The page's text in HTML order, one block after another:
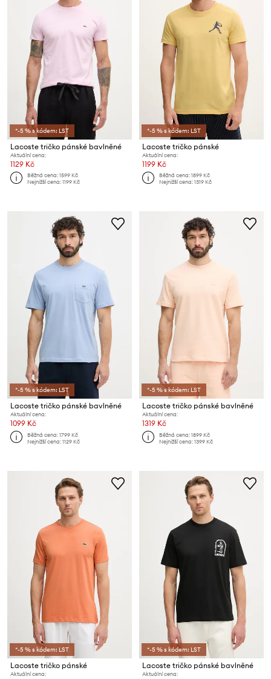
*-5 % s kódem: LST
Lacoste tričko pánské bavlněné
Aktuální cena:
1129 Kč
Běžná cena:1599 Kč
Nejnižší cena:1199 Kč
*-5 % s kódem: LST
Lacoste tričko pánské
Aktuální cena:
1199 Kč
Běžná cena:1899 Kč
Nejnižší cena:1319 Kč
*-5 % s kódem: LST
Lacoste tričko pánské bavlněné
Aktuální cena:
1099 Kč
Běžná cena:1799 Kč
Nejnižší cena:1129 Kč
*-5 % s kódem: LST
Lacoste tričko pánské bavlněné
Aktuální cena:
1319 Kč
Běžná cena:1899 Kč
Nejnižší cena:1399 Kč
*-5 % s kódem: LST
Lacoste tričko pánské
Aktuální cena:
*-5 % s kódem: LST
Lacoste tričko pánské bavlněné
Aktuální cena: